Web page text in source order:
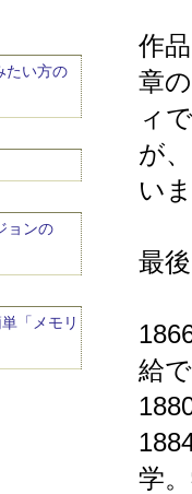
たい方の
ョンの
「メモリ
作
章
ィ
が
い
最
給
学